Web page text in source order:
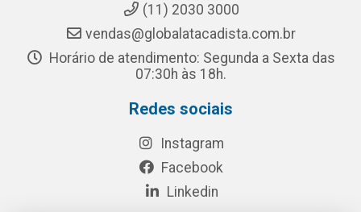
(11) 2030 3000
vendas@globalatacadista.com.br
Horário de atendimento: Segunda a Sexta das
07:30h às 18h.
Redes sociais
Instagram
Facebook
Linkedin